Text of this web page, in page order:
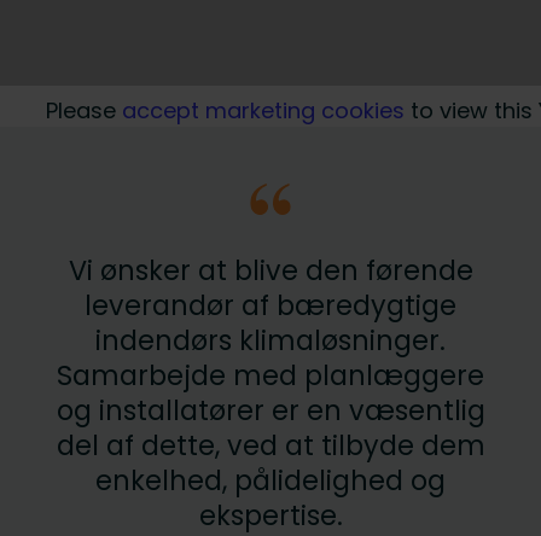
Please accept marketing cookies to view this
Vi ønsker at blive den førende
leverandør af bæredygtige
indendørs klimaløsninger.
Samarbejde med planlæggere
og installatører er en væsentlig
del af dette, ved at tilbyde dem
enkelhed, pålidelighed og
ekspertise.